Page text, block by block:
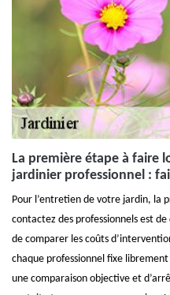
La première étape à faire
jardinier professionnel :
Pour l’entretien de votre jardin, la
contactez des professionnels est
de comparer les coûts
chaque professionnel fixe
une comparaison objective et